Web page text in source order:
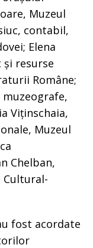
Muzeul
contabil,
Elena
și resurse
Române;
muzeografe,
Viținschaia,
Muzeul
Chelban,
Cultural-
fost acordate